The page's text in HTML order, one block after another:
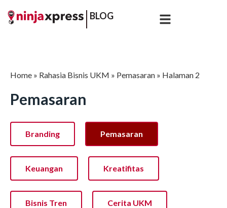
BLOG
Home » Rahasia Bisnis UKM » Pemasaran » Halaman 2
Pemasaran
Branding Pemasaran
Keuangan Kreatifitas
Bisnis Tren Cerita UKM